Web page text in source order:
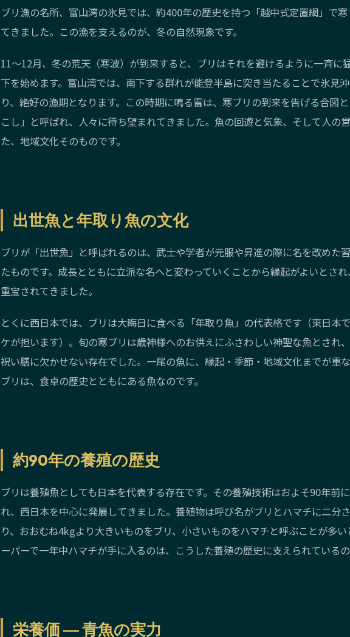
ブリ漁の名所、富山湾の氷見では、約400年の歴史を持つ「越中式定置網」で
てきました。この漁を支えるのが、冬の自然現象です。
11〜12月、冬の荒天（寒波）が到来すると、ブリはそれを避けるように一斉に
下を始めます。富山湾では、南下する群れが能登半島に突き当たることで氷見
り、絶好の漁期となります。この時期に鳴る雷は、寒ブリの到来を告げる合図
こし」と呼ばれ、人々に待ち望まれてきました。魚の回遊と気象、そして人の
た、地域文化そのものです。
出世魚と年取り魚の文化
ブリが「出世魚」と呼ばれるのは、武士や学者が元服や昇進の際に名を改めた
たものです。成長とともに立派な名へと変わっていくことから縁起がよいとさ
重宝されてきました。
とくに西日本では、ブリは大晦日に食べる「年取り魚」の代表格です（東日本
ケが担います）。旬の寒ブリは歳神様へのお供えにふさわしい神聖な魚とされ
祝い膳に欠かせない存在でした。一尾の魚に、縁起・季節・地域文化までが
ブリは、食卓の歴史とともにある魚なのです。
約90年の養殖の歴史
ブリは養殖魚としても日本を代表する存在です。その養殖技術はおよそ90年前
れ、西日本を中心に発展してきました。養殖物は呼び名がブリとハマチに二分
り、おおむね4kgより大きいものをブリ、小さいものをハマチと呼ぶことが多い
ーパーで一年中ハマチが手に入るのは、こうした養殖の歴史に支えられているの
栄養価 ― 青魚の実力